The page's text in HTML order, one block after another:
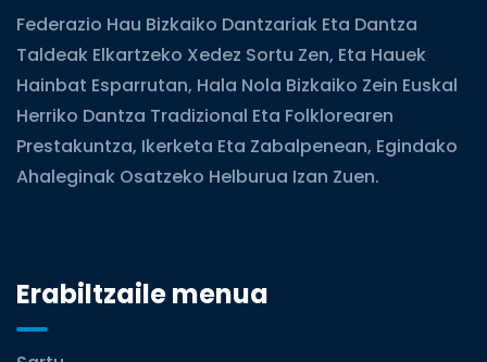
Federazio Hau Bizkaiko Dantzariak Eta Dantza
Taldeak Elkartzeko Xedez Sortu Zen, Eta Hauek
Hainbat Esparrutan, Hala Nola Bizkaiko Zein Euskal
Herriko Dantza Tradizional Eta Folklorearen
Prestakuntza, Ikerketa Eta Zabalpenean, Egindako
Ahaleginak Osatzeko Helburua Izan Zuen.
Erabiltzaile menua